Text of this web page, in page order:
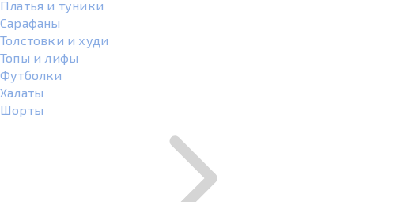
Платья и туники
Сарафаны
Толстовки и худи
Топы и лифы
Футболки
Халаты
Шорты